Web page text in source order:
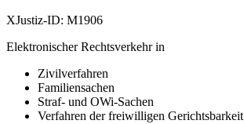
XJustiz-ID: M1906
Elektronischer Rechtsverkehr in
Zivilverfahren
Familiensachen
Straf- und OWi-Sachen
Verfahren der freiwilligen Gerichtsbarkeit